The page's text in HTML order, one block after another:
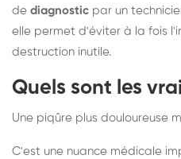
de diagnostic par un
elle permet d'éviter à la fois
destruction inutile.
Quels sont les
Une piqûre plus douloureuse
C'est une nuance médicale